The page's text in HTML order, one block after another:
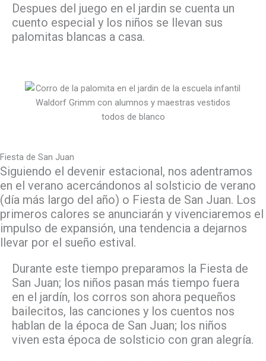
Despues del juego en el jardin se cuenta un
cuento especial y los niños se llevan sus
palomitas blancas a casa.
Fiesta de San Juan
Siguiendo el devenir estacional, nos adentramos
en el verano acercándonos al solsticio de verano
(día más largo del año) o Fiesta de San Juan. Los
primeros calores se anunciarán y vivenciaremos el
impulso de expansión, una tendencia a dejarnos
llevar por el sueño estival.
Durante este tiempo preparamos la Fiesta de
San Juan; los niños pasan más tiempo fuera
en el jardín, los corros son ahora pequeños
bailecitos, las canciones y los cuentos nos
hablan de la época de San Juan; los niños
viven esta época de solsticio con gran alegría.